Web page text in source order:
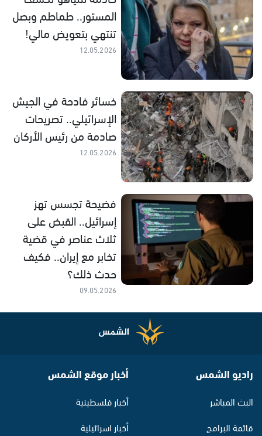
المستور.. طماطم وبصل
تنتهي بتعويض مالي!
12.05.2026
خسائر فادحة في الجيش
الإسرائيلي.. تصريحات
صادمة من رئيس الأركان
12.05.2026
فضيحة تجسس تهز
إسرائيل.. القبض على
ثلاث عناصر في قضية
تخابر مع إيران.. فكيف
حدث ذلك؟
09.05.2026
راديو الشمس
البث المباشر
قائمة البرامج
أخبار موقع الشمس
أخبار فلسطينية
أخبار اسرائيلية